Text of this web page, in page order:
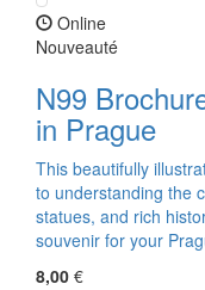
Online
Nouveauté
N99
in Prague
This beautifully
to understanding the
statues, and rich
souvenir for your
8,00 €